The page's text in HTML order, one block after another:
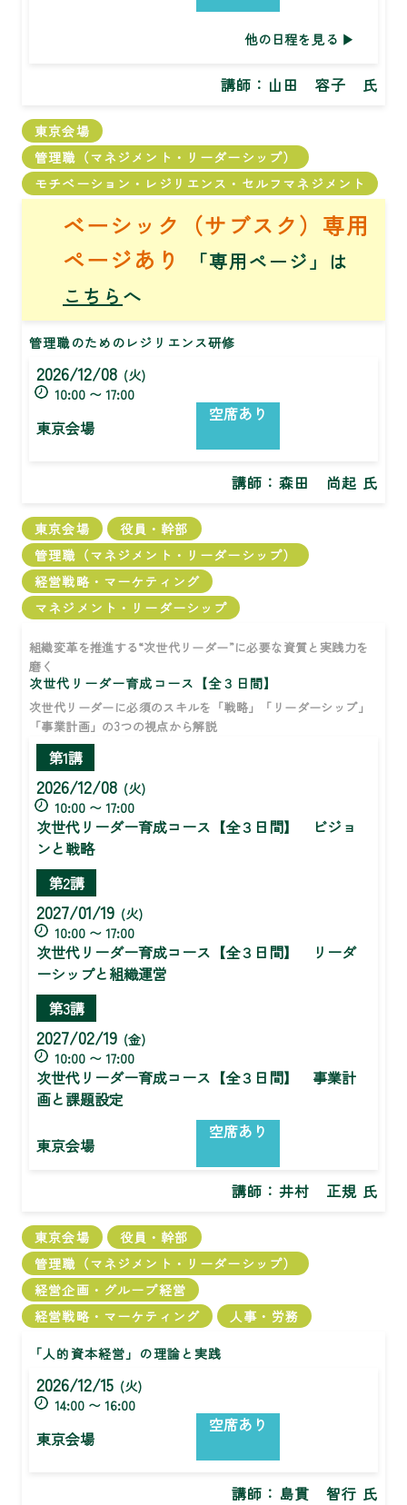
他の日程を見る
講師： 山田 容子 氏
東京会場
管理職（マネジメント・リーダーシップ）
モチベーション・レジリエンス・セルフマネジメント
ベーシック（サブスク）専用
ページあり
「専用ページ」は
こちら へ
管理職のためのレジリエンス研修
2026/12/08 (火)
10:00 〜 17:00
東京会場
空席あり
講師： 森田 尚起 氏
東京会場
役員・幹部
管理職（マネジメント・リーダーシップ）
経営戦略・マーケティング
マネジメント・リーダーシップ
組織変革を推進する“次世代リーダー”に必要な資質と実践力を
磨く
次世代リーダー育成コース【全３日間】
次世代リーダーに必須のスキルを「戦略」「リーダーシップ」
「事業計画」の3つの視点から解説
第1講
2026/12/08 (火)
10:00 〜 17:00
次世代リーダー育成コース【全３日間】 ビジョ
ンと戦略
第2講
2027/01/19 (火)
10:00 〜 17:00
次世代リーダー育成コース【全３日間】 リーダ
ーシップと組織運営
第3講
2027/02/19 (金)
10:00 〜 17:00
次世代リーダー育成コース【全３日間】 事業計
画と課題設定
東京会場
空席あり
講師： 井村 正規 氏
東京会場
役員・幹部
管理職（マネジメント・リーダーシップ）
経営企画・グループ経営
経営戦略・マーケティング
人事・労務
「人的資本経営」の理論と実践
2026/12/15 (火)
14:00 〜 16:00
東京会場
空席あり
講師： 島貫 智行 氏